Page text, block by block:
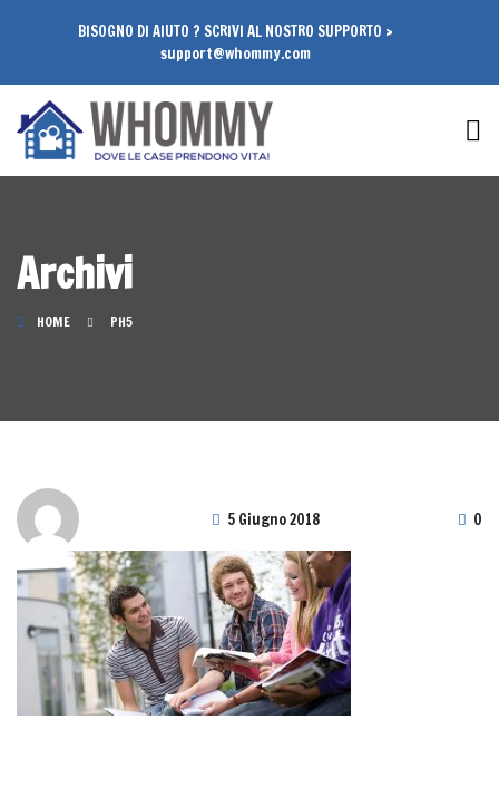
BISOGNO DI AIUTO ? SCRIVI AL NOSTRO SUPPORTO >
support@whommy.com
Archivi
HOME PH5
5 Giugno 2018 0